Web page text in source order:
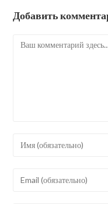
Добавить
Комментарий
Введите
или
Введите